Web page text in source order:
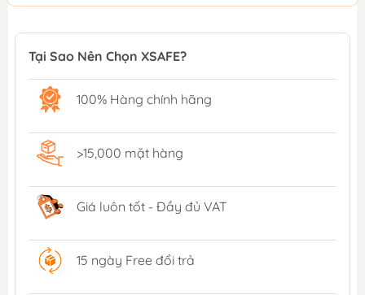
Tại Sao Nên Chọn XSAFE?
100% Hàng chính hãng
>15,000 mặt hàng
Giá luôn tốt - Đầy đủ VAT
15 ngày Free đổi trả